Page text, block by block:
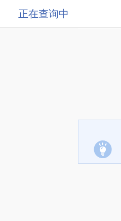
正在查询中